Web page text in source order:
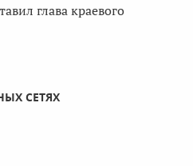
глава краевого
СЕТЯХ